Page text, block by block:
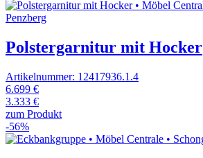
Polstergarnitur mit Hocker
Artikelnummer: 12417936.1.4
6.699 €
3.333 €
zum Produkt
-56%